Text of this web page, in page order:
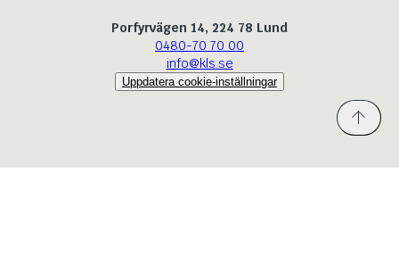
Porfyrvägen 14, 224 78 Lund
0480-70 70 00
info@kls.se
Uppdatera cookie-inställningar